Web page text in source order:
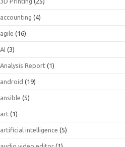
accounting (4)
agile (16)
AI (3)
Analysis Report (1)
android (19)
ansible (5)
art (1)
artificial intelligence (5)